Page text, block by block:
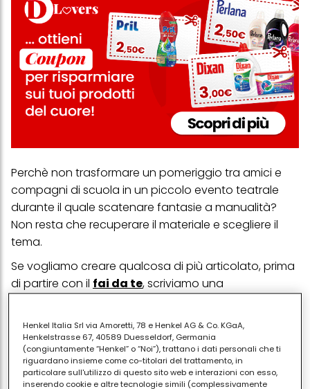
Perchè non trasformare un pomeriggio tra amici e
compagni di scuola in un piccolo evento teatrale
durante il quale scatenare fantasie a manualità?
Non resta che recuperare il materiale e scegliere il
tema.
Se vogliamo creare qualcosa di più articolato, prima
di partire con il fai da te, scriviamo una
Kit fai da te da recuperare in casa
Cartoncino Nero
Henkel Italia Srl via Amoretti, 78 e Henkel AG & Co. KGaA,
Henkelstrasse 67, 40589 Duesseldorf, Germania
(congiuntamente “Henkel” o “Noi”), trattano i dati personali che ti
riguardano insieme come co-titolari del trattamento, in
particolare sull'utilizzo di questo sito web e interazioni con esso,
inserendo cookie e altre tecnologie simili (complessivamente